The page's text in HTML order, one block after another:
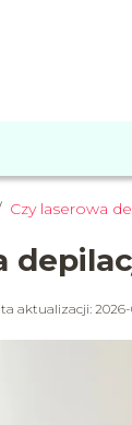
Czy laserowa
aktualizacji: 2026-